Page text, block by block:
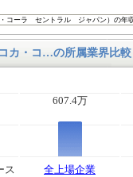
カ・コ…の所属業界比較
607.4万
ス
全上場企業